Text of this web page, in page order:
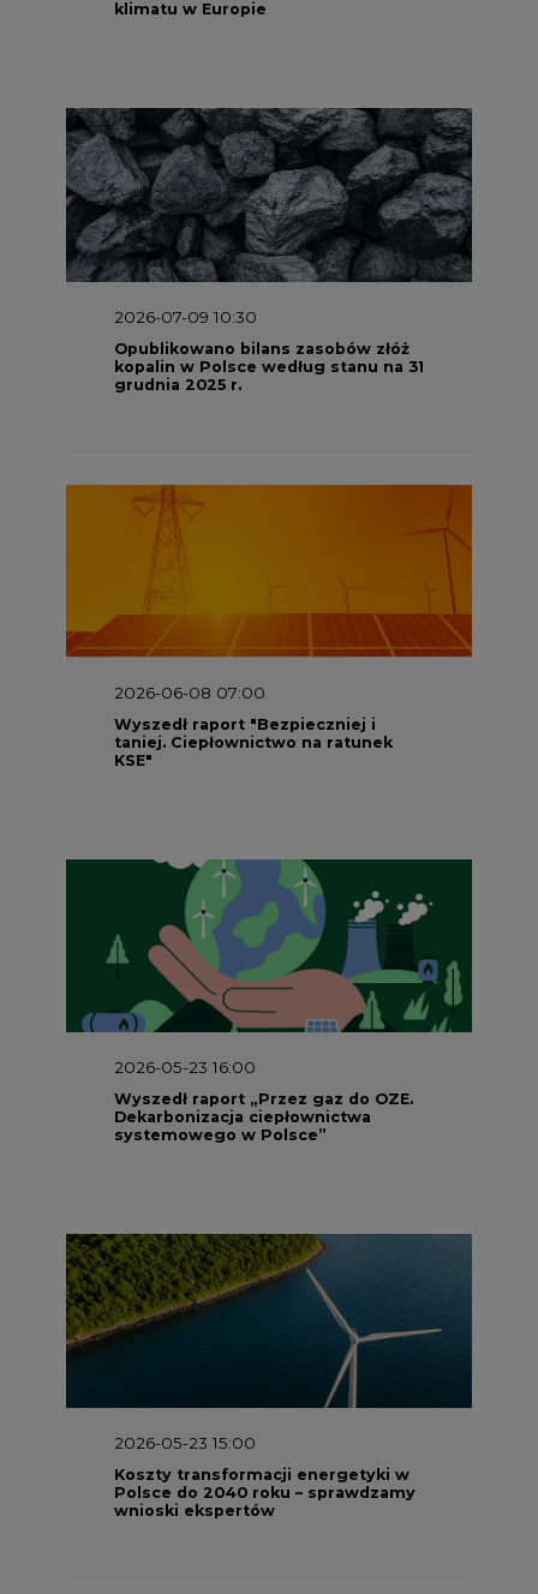
klimatu w Europie
2026-07-09 10:30
Opublikowano bilans zasobów złóż
kopalin w Polsce według stanu na 31
grudnia 2025 r.
2026-06-08 07:00
Wyszedł raport "Bezpieczniej i
taniej. Ciepłownictwo na ratunek
KSE"
2026-05-23 16:00
Wyszedł raport „Przez gaz do OZE.
Dekarbonizacja ciepłownictwa
systemowego w Polsce”
2026-05-23 15:00
Koszty transformacji energetyki w
Polsce do 2040 roku – sprawdzamy
wnioski ekspertów